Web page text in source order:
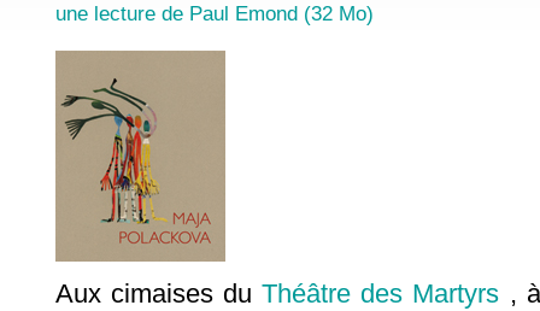
une lecture de Paul Emond (32 Mo)
Aux cimaises duThéâtre des Martyrs ,